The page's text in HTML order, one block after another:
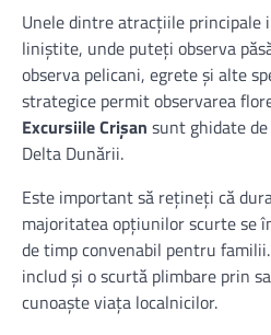
Unele dintre atracțiile principale
liniștite, unde puteți observa
observa pelicani, egrete și alte
strategice permit observarea
Excursiile Crișan sunt ghidate
Delta Dunării.
Este important să rețineți că
majoritatea opțiunilor scurte se
de timp convenabil pentru
includ și o scurtă plimbare prin
cunoaște viața localnicilor.